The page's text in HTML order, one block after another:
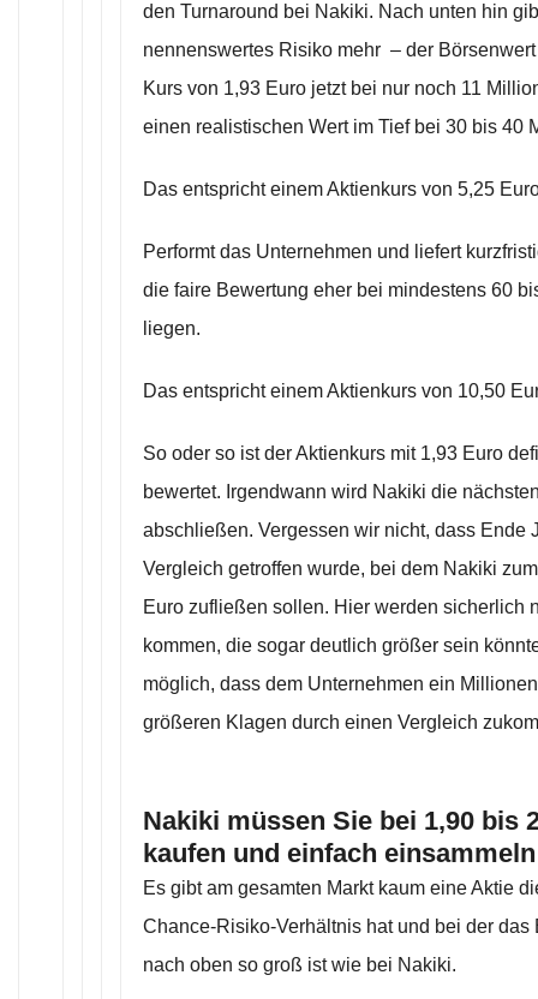
den Turnaround bei Nakiki. Nach unten hin
nennenswertes Risiko mehr – der
Kurs von 1,93 Euro jetzt bei nur noch 11
einen realistischen Wert im Tief bei 30 bis 40
Das entspricht einem Aktienkurs von 5,25
Performt das Unternehmen und liefert
die faire Bewertung eher bei mindestens 60
liegen.
Das entspricht einem Aktienkurs von 10,50
So oder so ist der Aktienkurs mit 1,93 Euro
bewertet. Irgendwann wird Nakiki die
abschließen. Vergessen wir nicht, dass Ende
Vergleich getroffen wurde, bei dem Nakiki
Euro zufließen sollen. Hier werden sicherlich
kommen, die sogar deutlich größer sein
möglich, dass dem Unternehmen ein
größeren Klagen durch einen Vergleich
Nakiki müssen Sie bei 1,90 bis
kaufen und einfach
Es gibt am gesamten Markt kaum eine Aktie
Chance-Risiko-Verhältnis hat und bei der
nach oben so groß ist wie bei Nakiki.